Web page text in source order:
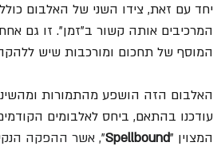
יחד עם זאת, צידו השני של האלבום
המרכיבים אותה קשור ב"זמן". זו גם
המוסף של תחכום ומורכבות שיש
האלבום הזה הושפע מהתמורות
עודכנו בהתאם, ביחס לאלבומים
המצוין "Spellbound", אשר ההפקה